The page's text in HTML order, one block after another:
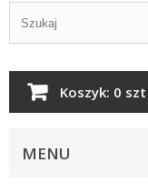
Koszyk: 0 szt
MENU